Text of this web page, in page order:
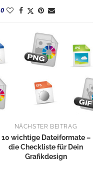
0
NÄCHSTER BEITRAG
10 wichtige Dateiformate –
die Checkliste für Dein
Grafikdesign